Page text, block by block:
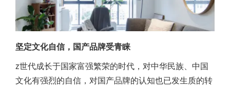
坚定文化自信，国产品牌受青睐
z世代成长于国家富强繁荣的时代，对中华民族、中国
文化有强烈的自信，对国产品牌的认知也已发生质的转